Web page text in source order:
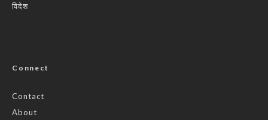
विदेश
Connect
Contact
About